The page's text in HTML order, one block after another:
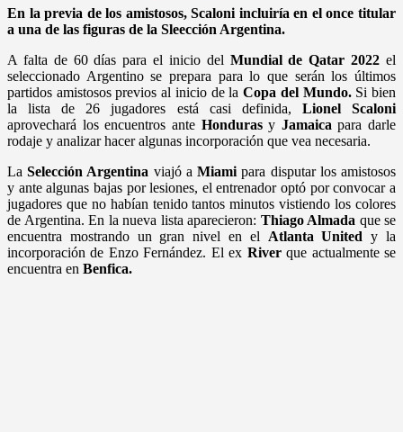
En la previa de los amistosos, Scaloni incluiría en el once titular
a una de las figuras de la Sleección Argentina.
A falta de 60 días para el inicio del Mundial de Qatar 2022 el
seleccionado Argentino se prepara para lo que serán los últimos
partidos amistosos previos al inicio de laCopa del Mundo.Si bien
la lista de 26 jugadores está casi definida, Lionel Scaloni
aprovechará los encuentros ante Hondurasy Jamaica para darle
rodaje y analizar hacer algunas incorporación que vea necesaria.
LaSelección Argentina viajó aMiami para disputar los amistosos
y ante algunas bajas por lesiones, el entrenador optó por convocar a
jugadores que no habían tenido tantos minutos vistiendo los colores
de Argentina. En la nueva lista aparecieron: Thiago Almada que se
encuentra mostrando un gran nivel en el Atlanta United y la
incorporación de Enzo Fernández. El ex Riverque actualmente se
encuentra en Benfica.